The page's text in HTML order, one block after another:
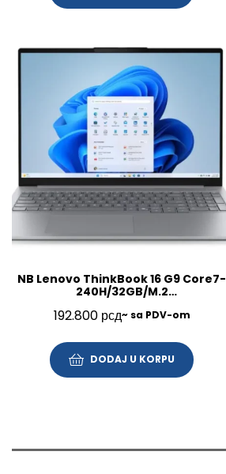
NB Lenovo ThinkBook 16 G9 Core7-
240H/32GB/M.2
192.800 рсд~ sa PDV-om
DODAJ U KORPU